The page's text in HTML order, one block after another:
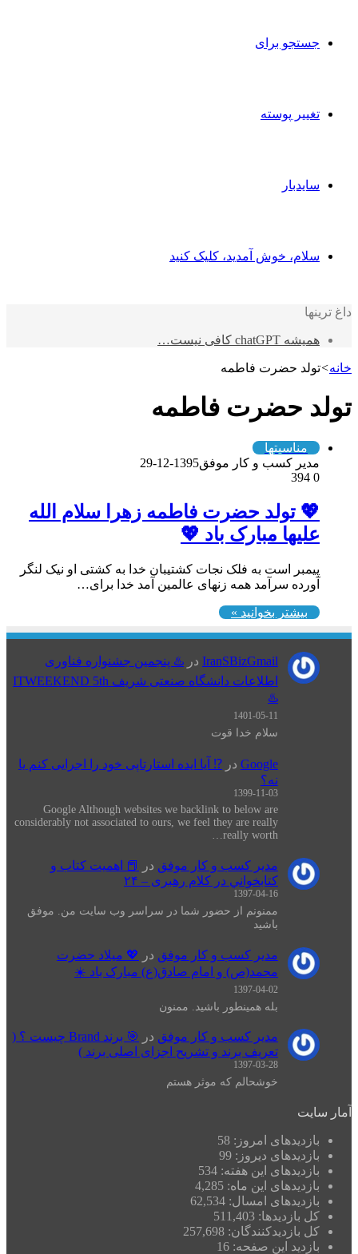
جستجو برای
تغییر پوسته
سایدبار
سلام، خوش آمدید، کلیک کنید
داغ ترینها
همیشه chatGPT کافی نیست…
خانه>تولد حضرت فاطمه
تولد حضرت فاطمه
مناسبتها
مدیر کسب و کار موفق1395-12-29
0
💖 تولد حضرت فاطمه زهرا سلام الله
علیها مبارک باد 💖
پیمبر است به فلک نجات کشتیبان خدا به کشتی او نیک لنگر
آورده سرآمد همه زنهای عالمین آمد خدا برای…
بیشتر بخوانید »
IranSBizGmail در ♨️ پنجمین جشنواره فناوری
اطلاعات دانشگاه صنعتی شریف ITWEEKEND 5th
♨️
1401-05-11
سلام خدا قوت
Google در ⁉️ آیا ایده استارتاپی خود را اجرایی کنم یا
نه؟
1399-11-03
Google Although websites we backlink to below are
considerably not associated to ours, we feel they are really
really worth…
مدیر کسب و کار موفق در
📕 اهميت كتاب و
كتابخواني در كلام رهبری – ۲۴
1397-04-16
ممنونم از حضور شما در سراسر وب سایت من. موفق
باشید
مدیر کسب و کار موفق در
💖 میلاد حضرت
محمد(ص) و امام صادق(ع) مبارک باد ☀️
1397-04-02
بله همینطور باشید. ممنون
مدیر کسب و کار موفق در
🎯 برند Brand چیست ؟ (
تعریف برند و تشریح اجزای اصلی برند )
1397-03-28
خوشحالم که موثر هستم
آمار سایت
بازدیدهای امروز: 58
بازدیدهای دیروز: 99
بازدیدهای این هفته: 534
بازدیدهای این ماه: 4,285
بازدیدهای امسال: 62,534
کل بازدیدها: 511,403
کل بازدیدکنند‌گان: 257,698
بازدید این صفحه: 16